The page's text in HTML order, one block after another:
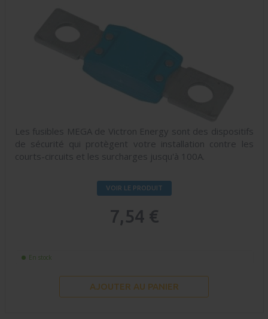
Les fusibles MEGA de Victron Energy sont des dispositifs
de sécurité qui protègent votre installation contre les
courts-circuits et les surcharges jusqu'à 100A.
VOIR LE PRODUIT
7,54 €
En stock
AJOUTER AU PANIER